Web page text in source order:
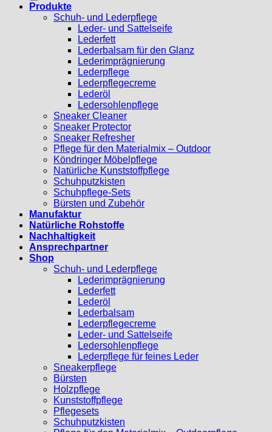
Produkte
Schuh- und Lederpflege
Leder- und Sattelseife
Lederfett
Lederbalsam für den Glanz
Lederimprägnierung
Lederpflege
Lederpflegecreme
Lederöl
Ledersohlenpflege
Sneaker Cleaner
Sneaker Protector
Sneaker Refresher
Pflege für den Materialmix – Outdoor
Köndringer Möbelpflege
Natürliche Kunststoffpflege
Schuhputzkisten
Schuhpflege-Sets
Bürsten und Zubehör
Manufaktur
Natürliche Rohstoffe
Nachhaltigkeit
Ansprechpartner
Shop
Schuh- und Lederpflege
Lederimprägnierung
Lederfett
Lederöl
Lederbalsam
Lederpflegecreme
Leder- und Sattelseife
Ledersohlenpflege
Lederpflege für feines Leder
Sneakerpflege
Bürsten
Holzpflege
Kunststoffpflege
Pflegesets
Schuhputzkisten